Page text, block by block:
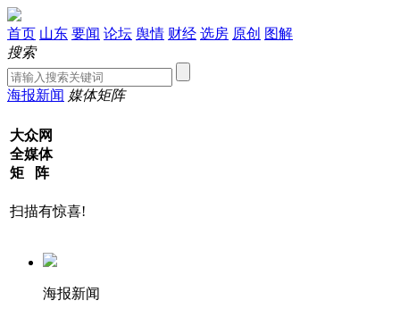
首页 山东 要闻 论坛 舆情 财经 选房 原创 图解
搜索
海报新闻 媒体矩阵
大众网
全媒体
矩 阵
扫描有惊喜!
海报新闻